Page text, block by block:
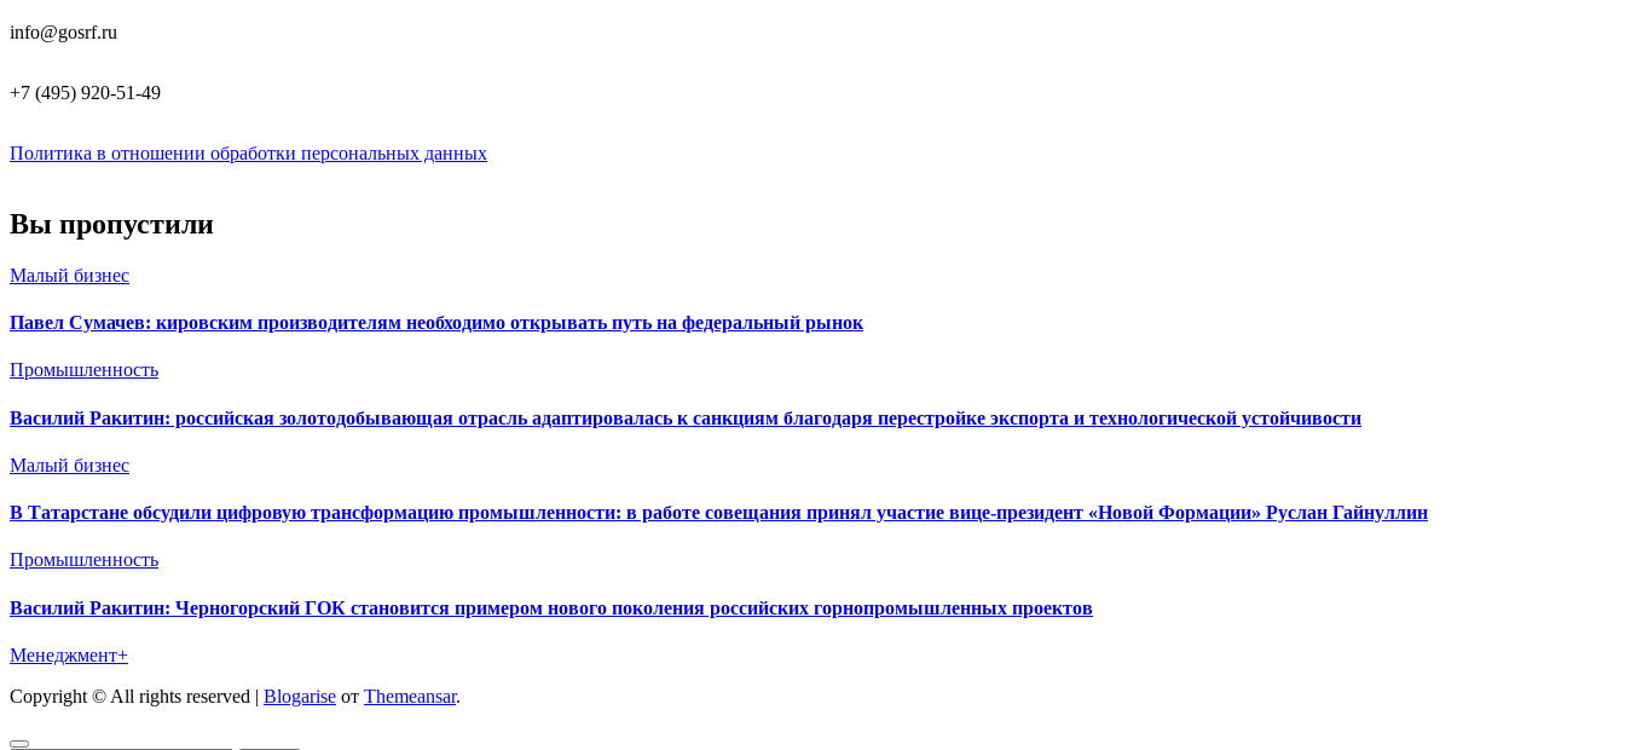
info@gosrf.ru
+7 (495) 920-51-49
Политика в отношении обработки персональных данных
Вы пропустили
Малый бизнес
Павел Сумачев: кировским производителям необходимо открывать путь на федеральный рынок
Промышленность
Василий Ракитин: российская золотодобывающая отрасль адаптировалась к санкциям благодаря перестройке экспорта и технологической устойчивости
Малый бизнес
В Татарстане обсудили цифровую трансформацию промышленности: в работе совещания принял участие вице-президент «Новой Формации» Руслан Гайнуллин
Промышленность
Василий Ракитин: Черногорский ГОК становится примером нового поколения российских горнопромышленных проектов
Менеджмент+
Copyright © All rights reserved | Blogarise от Themeansar.